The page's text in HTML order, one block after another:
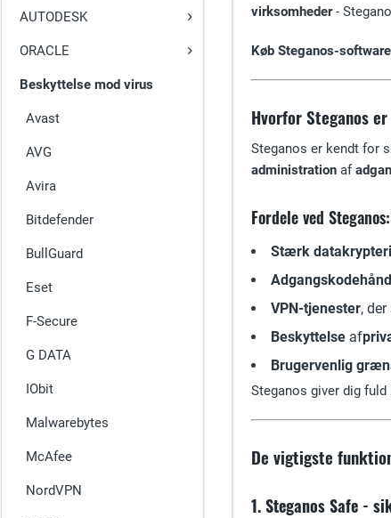
AUTODESK
ORACLE
Beskyttelse mod virus
Avast
AVG
Avira
Bitdefender
BullGuard
Eset
F-Secure
G DATA
IObit
Malwarebytes
McAfee
NordVPN
virksomheder-
Køb Steganos-
Hvorfor Steganos
Steganos er kendt for
administration af
Fordele ved Steganos:
Stærk
VPN-tjenester,
Beskyttelse af
Brugervenlig
Steganos giver dig
De vigtigste
1. Steganos Safe -